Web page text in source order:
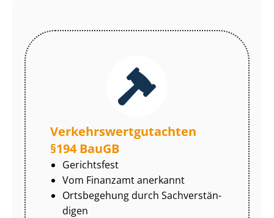
Ver­kehrs­wert­gut­ach­ten
§194 BauGB
Gerichtsfest
Vom Finanzamt anerkannt
Ortsbegehung durch Sach­ver­stän­
di­gen